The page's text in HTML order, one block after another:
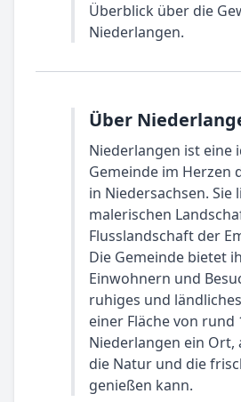
Überblick über die
Niederlangen.
Über
Niederlangen ist eine
Gemeinde im Herzen
in Niedersachsen. Sie
malerischen
Flusslandschaft der
Die Gemeinde bietet
Einwohnern und
ruhiges und
einer Fläche von rund
Niederlangen ein Ort,
die Natur und die
genießen kann.